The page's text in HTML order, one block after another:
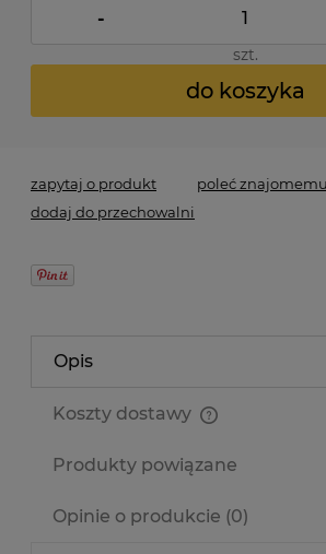
-
szt.
do koszyka
zapytaj o produkt poleć znajomemu
dodaj do przechowalni
Opis
Koszty dostawy
Produkty powiązane
Opinie o produkcie (0)